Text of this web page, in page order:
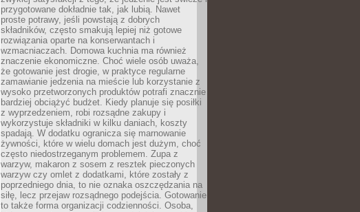
przygotowane dokładnie tak, jak lubią. Nawet
proste potrawy, jeśli powstają z dobrych
składników, często smakują lepiej niż gotowe
rozwiązania oparte na konserwantach i
wzmacniaczach. Domowa kuchnia ma również
znaczenie ekonomiczne. Choć wiele osób uważa,
że gotowanie jest drogie, w praktyce regularne
zamawianie jedzenia na mieście lub korzystanie z
wysoko przetworzonych produktów potrafi znacznie
bardziej obciążyć budżet. Kiedy planuje się posiłki
z wyprzedzeniem, robi rozsądne zakupy i
wykorzystuje składniki w kilku daniach, koszty
spadają. W dodatku ogranicza się marnowanie
żywności, które w wielu domach jest dużym, choć
często niedostrzeganym problemem. Zupa z
warzyw, makaron z sosem z resztek pieczonych
warzyw czy omlet z dodatkami, które zostały z
poprzedniego dnia, to nie oznaka oszczędzania na
siłę, lecz przejaw rozsądnego podejścia. Gotowanie
to także forma organizacji codzienności. Osoba,